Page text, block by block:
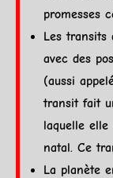
promesses
Lestransits
avec des
(aussi
transit fait
laquelle
natal. Ce
La planète